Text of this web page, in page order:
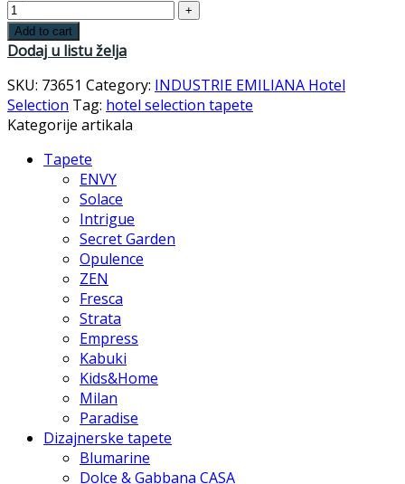
Add to cart
Dodaj u listu želja
SKU: 73651 Category: INDUSTRIE EMILIANA Hotel
Selection Tag: hotel selection tapete
Kategorije artikala
Tapete
ENVY
Solace
Intrigue
Secret Garden
Opulence
ZEN
Fresca
Strata
Empress
Kabuki
Kids&Home
Milan
Paradise
Dizajnerske tapete
Blumarine
Dolce & Gabbana CASA